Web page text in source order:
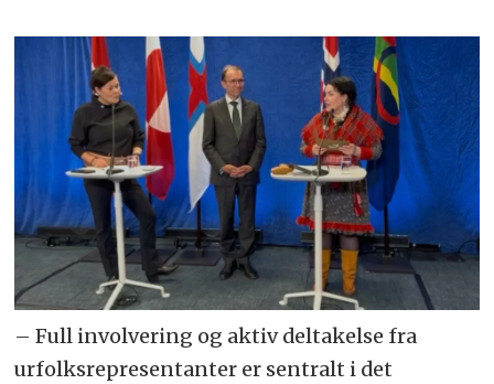
– Full involvering og aktiv deltakelse fra
urfolksrepresentanter er sentralt i det